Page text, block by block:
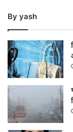
पैकेजिंग
होगा
हाईटेक
इकोसिस्टम,
भोपाल
इंदौर
निवेशकों
से
By yash